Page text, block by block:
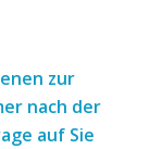
zur
nach der
auf Sie